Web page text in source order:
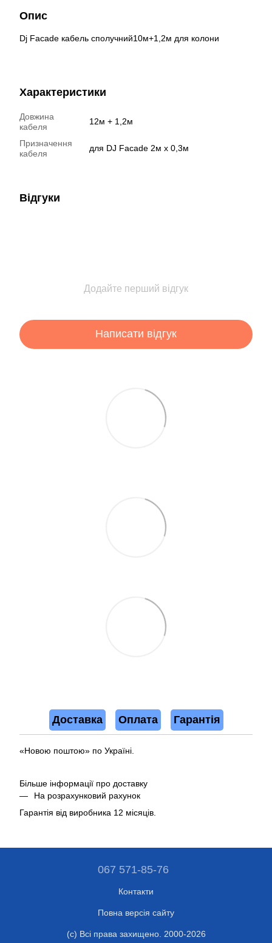
Опис
Dj Facade кабель сполучний10м+1,2м для колони
Характеристики
Довжина
кабеля
12м + 1,2м
Призначення
кабеля
для DJ Facade 2м х 0,3м
Відгуки
Додайте перший відгук
Написати відгук
Доставка Оплата Гарантія
«Новою поштою» по Україні.
Більше інформації про доставку
На розрахунковий рахунок
Гарантія від виробника 12 місяців.
067 571-85-76
Контакти
Повна версія сайту
(c) Всі права захищено. 2000-2026